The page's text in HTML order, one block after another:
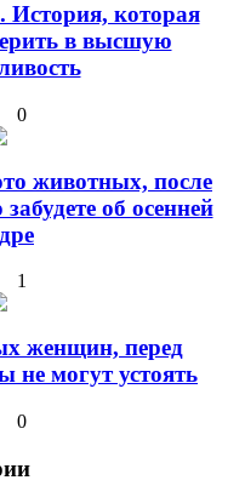
История, которая
в высшую
0
животных, после
об осенней
1
женщин, перед
могут устоять
0